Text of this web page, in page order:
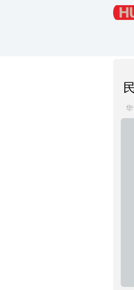
华